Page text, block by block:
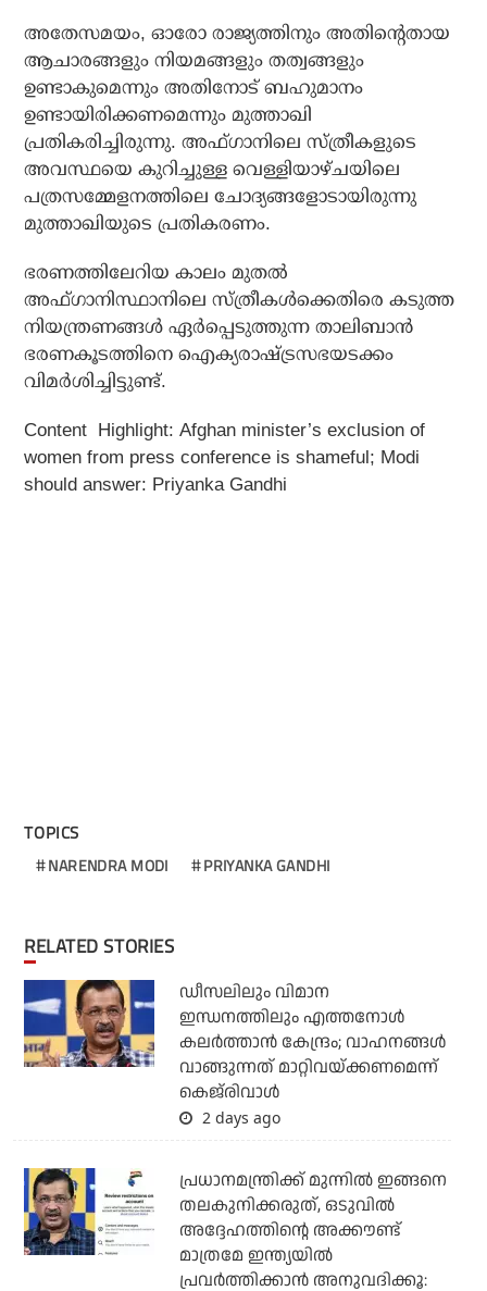
അതേസമയം, ഓരോ രാജ്യത്തിനും അതിന്റെതായ
ആചാരങ്ങളും നിയമങ്ങളും തത്വങ്ങളും
ഉണ്ടാകുമെന്നും അതിനോട് ബഹുമാനം
ഉണ്ടായിരിക്കണമെന്നും മുത്താഖി
പ്രതികരിച്ചിരുന്നു. അഫ്ഗാനിലെ സ്ത്രീകളുടെ
അവസ്ഥയെ കുറിച്ചുള്ള വെള്ളിയാഴ്ചയിലെ
പത്രസമ്മേളനത്തിലെ ചോദ്യങ്ങളോടായിരുന്നു
മുത്താഖിയുടെ പ്രതികരണം.
ഭരണത്തിലേറിയ കാലം മുതല്‍
അഫ്ഗാനിസ്ഥാനിലെ സ്ത്രീകള്‍ക്കെതിരെ കടുത്ത
നിയന്ത്രണങ്ങള്‍ ഏര്‍പ്പെടുത്തുന്ന താലിബാന്‍
ഭരണകൂടത്തിനെ ഐക്യരാഷ്ട്രസഭയടക്കം
വിമര്‍ശിച്ചിട്ടുണ്ട്.
Content Highlight: Afghan minister’s exclusion of
women from press conference is shameful; Modi
should answer: Priyanka Gandhi
TOPICS
NARENDRA MODI PRIYANKA GANDHI
RELATED STORIES
ഡീസലിലും വിമാന
ഇന്ധനത്തിലും എത്തനോള്‍
കലര്‍ത്താന്‍ കേന്ദ്രം; വാഹനങ്ങള്‍
വാങ്ങുന്നത് മാറ്റിവയ്ക്കണമെന്ന്
കെജ്‌രിവാള്‍
2 days ago
പ്രധാനമന്ത്രിക്ക് മുന്നില്‍ ഇങ്ങനെ
തലകുനിക്കരുത്, ഒടുവില്‍
അദ്ദേഹത്തിന്റെ അക്കൗണ്ട്
മാത്രമേ ഇന്ത്യയില്‍
പ്രവര്‍ത്തിക്കാന്‍ അനുവദിക്കൂ: